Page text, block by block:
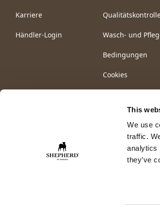
This
We use
traffic.
analytics
they’ve
Karriere
Händler-Login Wasch- und
Bedingungen
Cookies